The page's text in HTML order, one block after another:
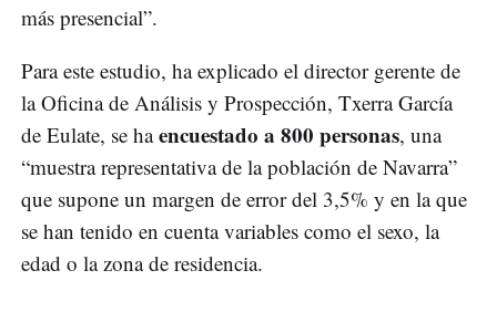
más presencial”.
Para este estudio, ha explicado el director gerente de
la Oficina de Análisis y Prospección, Txerra García
de Eulate, se haencuestado a 800 personas, una
“muestra representativa de la población de Navarra”
que supone un margen de error del 3,5% y en la que
se han tenido en cuenta variables como el sexo, la
edad o la zona de residencia.